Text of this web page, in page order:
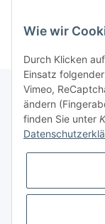
Informationen
Galerie
Wie wir
Durch Klicken
Einsatz
Vimeo,
ändern
finden Sie unter